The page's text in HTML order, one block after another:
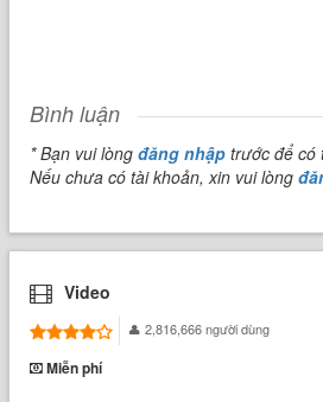
Bình luận
* Bạn vui lòngđăng nhập trước để có
Nếu chưa có tài khoản, xin vui lòng
Video
2,816,666 người dùng
Miễn phí